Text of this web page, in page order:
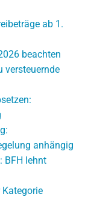
ab 1.
beachten
versteuernde
anhängig
BFH lehnt
Kategorie